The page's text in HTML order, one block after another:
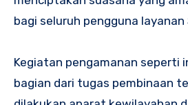
bagi seluruh pengguna layanan
Kegiatan pengamanan seperti
bagian dari tugas pembinaan